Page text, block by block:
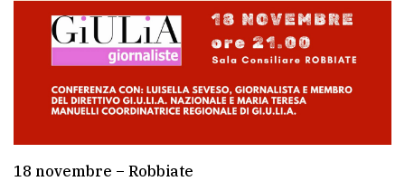
policy
18 novembre – Robbiate